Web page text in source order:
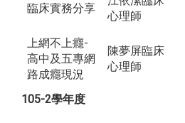
臨床實務分享
心理師
上網不上癮-
高中及五專網
路成癮現況
陳夢屏臨床
心理師
105-2學年度